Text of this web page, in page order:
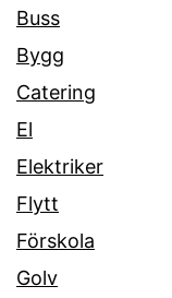
Buss
Bygg
Catering
El
Elektriker
Flytt
Förskola
Golv